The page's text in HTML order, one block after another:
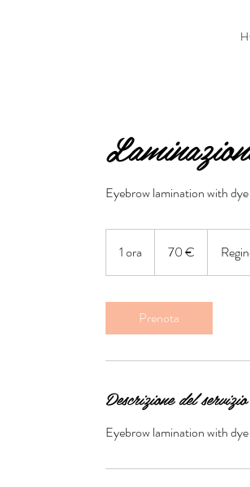
Eyebrow lamination with dye
1 ora
o
70 €
Prenota
Descrizione del servizio
Eyebrow lamination with dye